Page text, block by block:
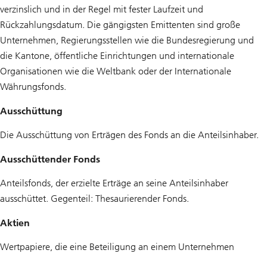
verzinslich und in der Regel mit fester Laufzeit und
Rückzahlungsdatum. Die gängigsten Emittenten sind große
Unternehmen, Regierungsstellen wie die Bundesregierung und
die Kantone, öffentliche Einrichtungen und internationale
Organisationen wie die Weltbank oder der Internationale
Währungsfonds.
Ausschüttung
Die Ausschüttung von Erträgen des Fonds an die Anteilsinhaber.
Ausschüttender Fonds
Anteilsfonds, der erzielte Erträge an seine Anteilsinhaber
ausschüttet. Gegenteil: Thesaurierender Fonds.
Aktien
Wertpapiere, die eine Beteiligung an einem Unternehmen